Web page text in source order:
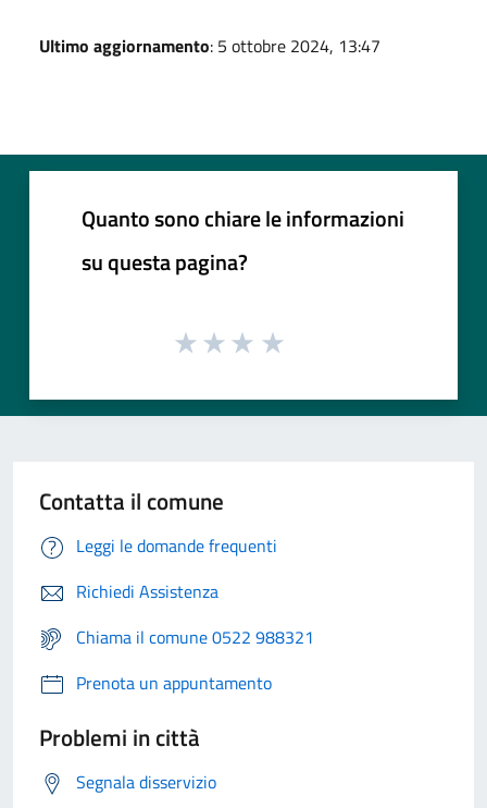
Ultimo aggiornamento: 5 ottobre 2024, 13:47
Quanto sono chiare le informazioni
su questa pagina?
Contatta il comune
Leggi le domande frequenti
Richiedi Assistenza
Chiama il comune 0522 988321
Prenota un appuntamento
Problemi in città
Segnala disservizio